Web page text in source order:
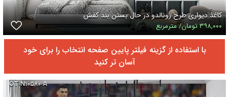
کاغذ دیواری طرح رونالدو در حال بستن بند کفش
۳۹۸,۰۰۰ تومان/ مترمربع
با استفاده از گزینه فیلتر پایین صفحه انتخاب را برای خود
آسان تر کنید
OT-N۱۰۵۸۰-A